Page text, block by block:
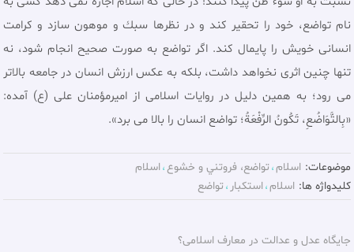
نام تواضع، خود را تحقير كند و در نظرها سبك و موهون سازد و كرامت
انسانى خويش را پايمال كند. اگر تواضع به صورت صحيح انجام شود، نه
تنها چنين اثرى نخواهد داشت، بلكه به عكس ارزش انسان در جامعه بالاتر
مى رود؛ به همين دليل در روايات اسلامى از اميرمؤمنان على (ع) آمده:
«بِالتَّوَاضُعِ، تَكُونُ الرِّفْعَةُ؛ تواضع انسان را بالا مى برد».
موضوعات: اسلام تواضع، فروتني و خشوع اسلام
کلیدواژه ها: اسلام استکبار تواضع
جايگاه عدل و عدالت در معارف اسلامی؟